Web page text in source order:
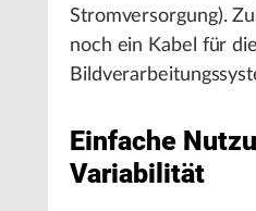
Stromversorgung).
noch ein Kabel für
Einfache
Variabilität